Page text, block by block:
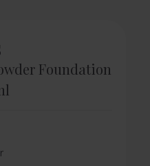
Foundation